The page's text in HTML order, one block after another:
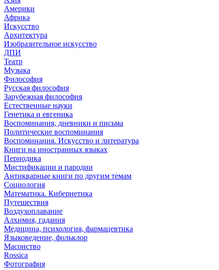
Америки
Африка
Искусство
Архитектура
Изобразительное искусство
ДПИ
Театр
Музыка
Философия
Русская философия
Зарубежная философия
Естественные науки
Генетика и евгеника
Воспоминания, дневники и письма
Политические воспоминания
Воспоминания. Искусство и литература
Книги на иностранных языках
Периодика
Мистификации и пародии
Антикварные книги по другим темам
Социология
Математика. Кибернетика
Путешествия
Воздухоплавание
Алхимия, гадания
Медицина, психология, фармацевтика
Языковедение, фольклор
Масонство
Rossica
Фотография